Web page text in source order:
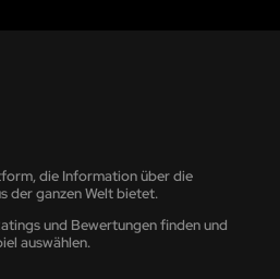
die Information über die
der ganzen Welt bietet.
und Bewertungen finden und
auswählen.